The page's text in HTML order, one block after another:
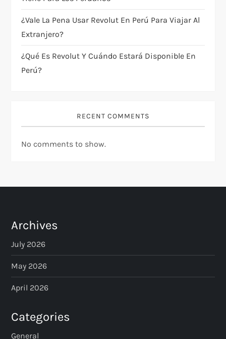
¿Vale La Pena Usar Revolut En Perú Para Viajar Al
Extranjero?
¿Qué Es Revolut Y Cuándo Estará Disponible En
Perú?
RECENT COMMENTS
No comments to show.
Archives
July 2026
May 2026
April 2026
Categories
General